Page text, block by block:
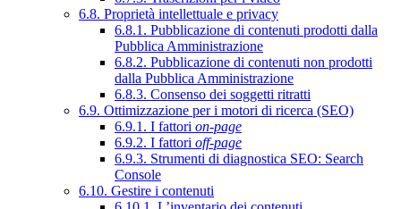
6.8. Proprietà intellettuale e privacy
6.8.1. Pubblicazione di contenuti prodotti dalla
Pubblica Amministrazione
6.8.2. Pubblicazione di contenuti non prodotti
dalla Pubblica Amministrazione
6.8.3. Consenso dei soggetti ritratti
6.9. Ottimizzazione per i motori di ricerca (SEO)
6.9.1. I fattori on-page
6.9.2. I fattori off-page
6.9.3. Strumenti di diagnostica SEO: Search
Console
6.10. Gestire i contenuti